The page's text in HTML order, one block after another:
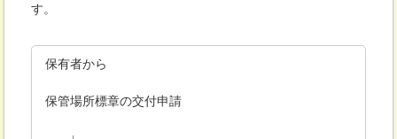
す。
保有者から
保管場所標章の交付申請